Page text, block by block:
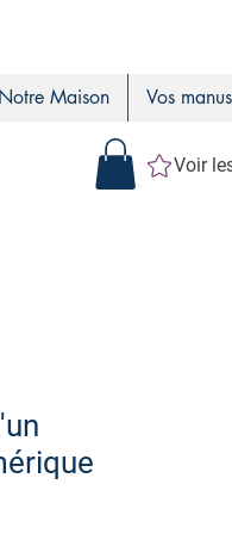
Notre Maison Vos
Voir